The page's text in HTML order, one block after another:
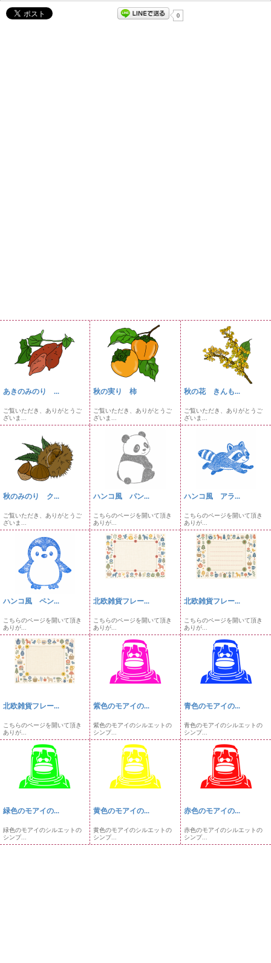
0
あきのみのり ...
ご覧いただき、ありがとうご
ざいま...
秋の実り 柿
ご覧いただき、ありがとうご
ざいま...
秋の花 きんも...
ご覧いただき、ありがとうご
ざいま...
秋のみのり ク...
ご覧いただき、ありがとうご
ざいま...
ハンコ風 パン...
こちらのページを開いて頂き
ありが...
ハンコ風 アラ...
こちらのページを開いて頂き
ありが...
ハンコ風 ペン...
こちらのページを開いて頂き
ありが...
北欧雑貨フレー...
こちらのページを開いて頂き
ありが...
北欧雑貨フレー...
こちらのページを開いて頂き
ありが...
北欧雑貨フレー...
こちらのページを開いて頂き
ありが...
紫色のモアイの...
紫色のモアイのシルエットの
シンプ...
青色のモアイの...
青色のモアイのシルエットの
シンプ...
緑色のモアイの...
緑色のモアイのシルエットの
シンプ...
黄色のモアイの...
黄色のモアイのシルエットの
シンプ...
赤色のモアイの...
赤色のモアイのシルエットの
シンプ...